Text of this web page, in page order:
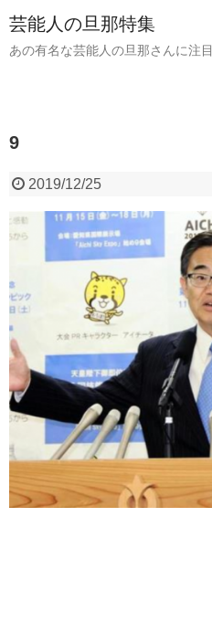
芸能人の旦那特集
あの有名な芸能人の旦那さんに注目
9
2019/12/25